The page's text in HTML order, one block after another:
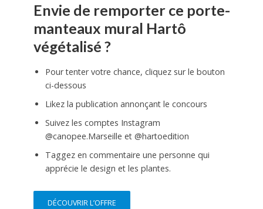
Envie de remporter ce porte-
manteaux mural Hartô
végétalisé ?
Pour tenter votre chance, cliquez sur le bouton
ci-dessous
Likez la publication annonçant le concours
Suivez les comptes Instagram
@canopee.Marseille et @hartoedition
Taggez en commentaire une personne qui
apprécie le design et les plantes.
DÉCOUVRIR L’OFFRE